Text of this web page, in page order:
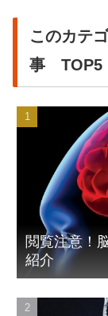
このカテ
事 TOP5
閲覧注意！
紹介